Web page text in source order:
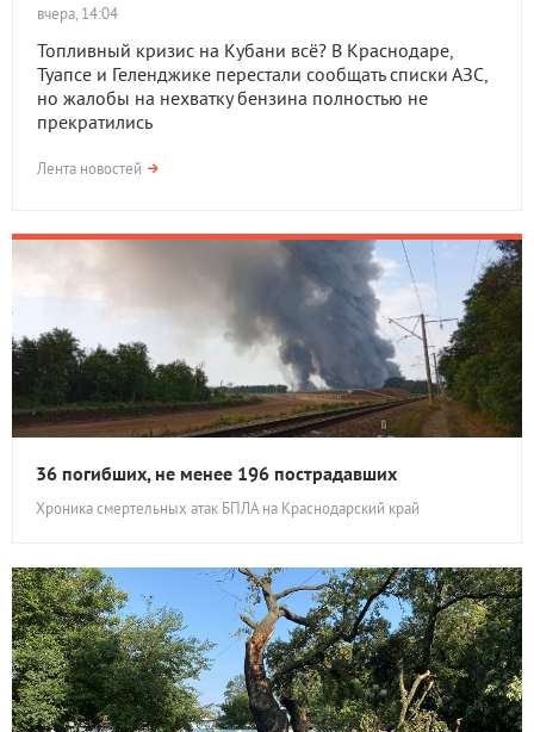
вчера, 14:04
Топливный кризис на Кубани всё? В Краснодаре,
Туапсе и Геленджике перестали сообщать списки АЗС,
но жалобы на нехватку бензина полностью не
прекратились
Лента новостей
36 погибших, не менее 196 пострадавших
Хроника смертельных атак БПЛА на Краснодарский край